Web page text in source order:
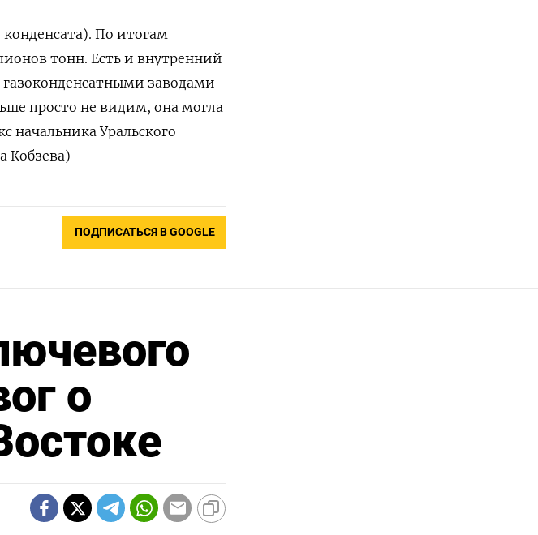
По итогам
тонн. Есть и внутренний
заводами
просто не видим, она могла
начальника Уральского
Кобзева)
ПОДПИСАТЬСЯ В GOOGLE
о